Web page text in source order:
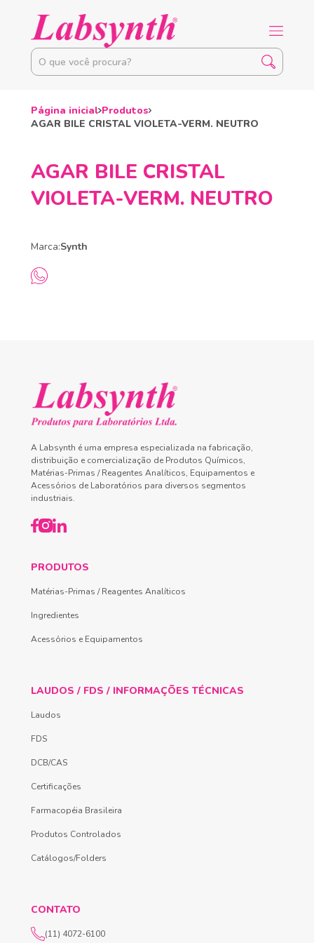
Página inicial Produtos
AGAR BILE CRISTAL VIOLETA-VERM. NEUTRO
AGAR BILE CRISTAL
VIOLETA-VERM. NEUTRO
Marca:Synth
A Labsynth é uma empresa especializada na fabricação,
distribuição e comercialização de Produtos Químicos,
Matérias-Primas / Reagentes Analíticos, Equipamentos e
Acessórios de Laboratórios para diversos segmentos
industriais.
PRODUTOS
Matérias-Primas / Reagentes Analíticos
Ingredientes
Acessórios e Equipamentos
LAUDOS / FDS / INFORMAÇÕES TÉCNICAS
Laudos
FDS
DCB/CAS
Certificações
Farmacopéia Brasileira
Produtos Controlados
Catálogos/Folders
CONTATO
(11) 4072-6100